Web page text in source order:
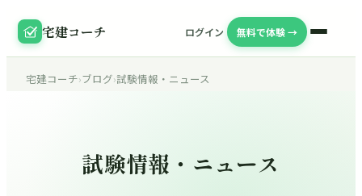
宅建コーチ ログイン 無料で体験 →
宅建コーチ›ブログ›試験情報・ニュース
試験情報・ニュース